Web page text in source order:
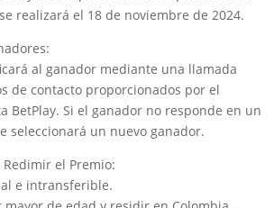
realizará el 18 de noviembre de 2024.
al ganador mediante una llamada
de contacto proporcionados por el
BetPlay. Si el ganador no responde en un
seleccionará un nuevo ganador.
el Premio:
e intransferible.